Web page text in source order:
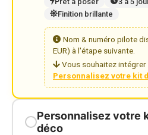
Finition brillante
Nom & numéro pilote
EUR) à l'étape suivante.
Vous souhaitez
Personnalisez votre kit
Personnalisez votre
déco